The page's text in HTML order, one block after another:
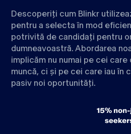
Descoperiți cum Blinkr
pentru a selecta în mod
potrivită de candidați pentru
dumneavoastră. Abordarea
implicăm nu numai pe cei
muncă, ci și pe cei care iau în
pasiv noi oportunități.